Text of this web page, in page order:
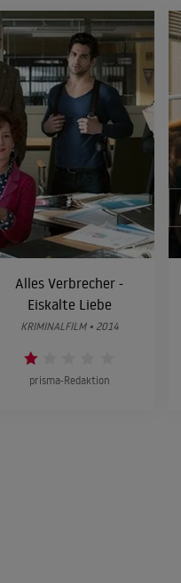
Alles Verbrecher -
Eiskalte Liebe
KRIMINALFILM • 2014
prisma-Redaktion